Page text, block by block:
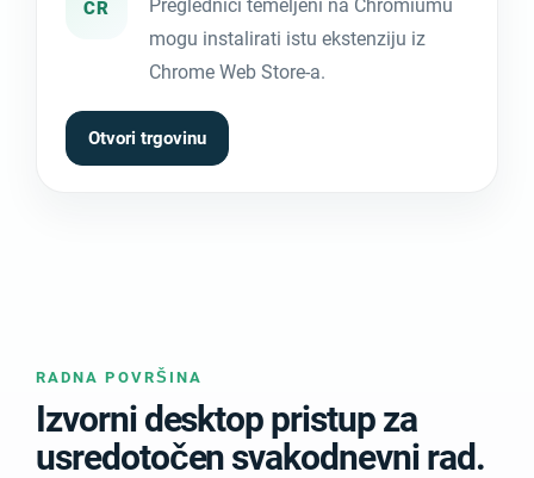
CR
Preglednici temeljeni na Chromiumu
mogu instalirati istu ekstenziju iz
Chrome Web Store-a.
Otvori trgovinu
RADNA POVRŠINA
Izvorni desktop pristup za
usredotočen svakodnevni rad.